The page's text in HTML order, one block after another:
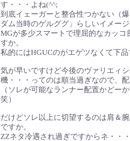
す・・・よね(^^;
到底イェーガーと整合性つかない（
ダム当時のゲルググ」らしいイメー
MGが多少スマートで理屈的なカッ
すか。
私的にはHGUCのがエゲツなくて下
気が早いですけど今後のヴァリエィ
機・・・ってのは順当過ぎなので、
（ソレが可能なランナー配置かどー
笑）
だけどソレ以上に切望するのは肩＆
ですか。
ΖΖネタ冷遇され過ぎですからネ・・